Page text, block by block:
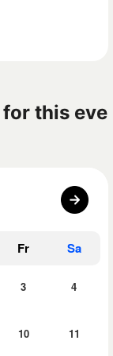
this eve
Fr Sa
3 4
10 11